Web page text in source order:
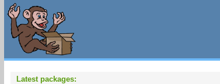
Latest packages: